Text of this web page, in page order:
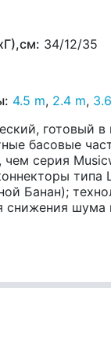
34/12/35
4.5 m, 2.4 m,
готовый
басовые
чем серия
Банан);
снижения